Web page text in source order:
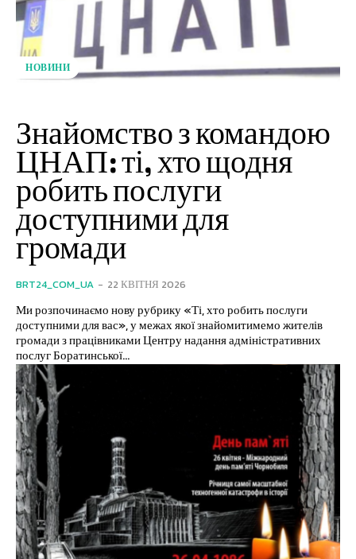
НОВИНИ
Знайомство з командою
ЦНАП: ті, хто щодня
робить послуги
доступними для
громади
BRT24_COM_UA - 22 КВІТНЯ 2026
Ми розпочинаємо нову рубрику «Ті, хто робить послуги
доступними для вас», у межах якої знайомитимемо жителів
громади з працівниками Центру надання адміністративних
послуг Боратинської...